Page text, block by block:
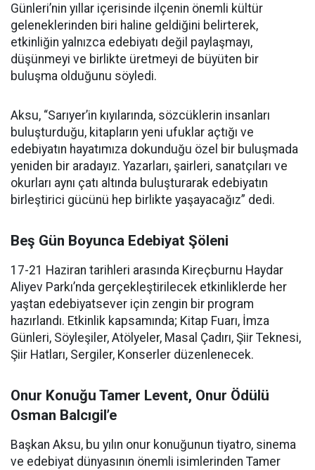
Günleri’nin yıllar içerisinde ilçenin önemli kültür
geleneklerinden biri haline geldiğini belirterek,
etkinliğin yalnızca edebiyatı değil paylaşmayı,
düşünmeyi ve birlikte üretmeyi de büyüten bir
buluşma olduğunu söyledi.
Aksu, “Sarıyer’in kıyılarında, sözcüklerin insanları
buluşturduğu, kitapların yeni ufuklar açtığı ve
edebiyatın hayatımıza dokunduğu özel bir buluşmada
yeniden bir aradayız. Yazarları, şairleri, sanatçıları ve
okurları aynı çatı altında buluşturarak edebiyatın
birleştirici gücünü hep birlikte yaşayacağız” dedi.
Beş Gün Boyunca Edebiyat Şöleni
17-21 Haziran tarihleri arasında Kireçburnu Haydar
Aliyev Parkı’nda gerçekleştirilecek etkinliklerde her
yaştan edebiyatsever için zengin bir program
hazırlandı. Etkinlik kapsamında; Kitap Fuarı, İmza
Günleri, Söyleşiler, Atölyeler, Masal Çadırı, Şiir Teknesi,
Şiir Hatları, Sergiler, Konserler düzenlenecek.
Onur Konuğu Tamer Levent, Onur Ödülü
Osman Balcıgil’e
Başkan Aksu, bu yılın onur konuğunun tiyatro, sinema
ve edebiyat dünyasının önemli isimlerinden Tamer